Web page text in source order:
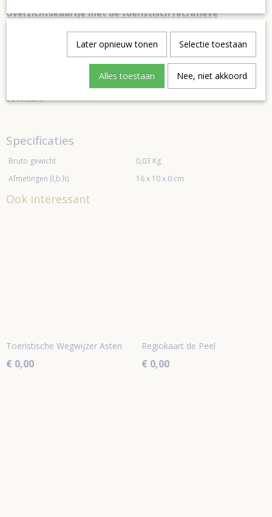
Overzichtskaartje met de toeristisch recratieve
Attracties, bezienswaardigheden, sport/spelmogelijkheden,
verhuuradressen, eten en drinken, overnachten en winkelen.
Op de plattegrond zie je in één oogopslag waar deze locaties zich
bevinden.
Specificaties
Bruto gewicht
0,03 Kg
Afmetingen (l,b,h)
16 x 10 x 0 cm
Ook interessant
Toeristische Wegwijzer Asten
€ 0,00
Regiokaart de Peel
€ 0,00
Later opnieuw tonen Selectie toestaan
Alles toestaan Nee, niet akkoord